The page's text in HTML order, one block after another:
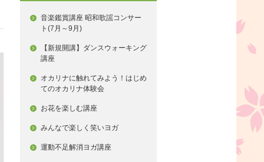
音楽鑑賞講座 昭和歌謡コンサー
ト(7月～9月)
【新規開講】ダンスウォーキング
講座
オカリナに触れてみよう！はじめ
てのオカリナ体験会
お花を楽しむ講座
みんなで楽しく笑いヨガ
運動不足解消ヨガ講座